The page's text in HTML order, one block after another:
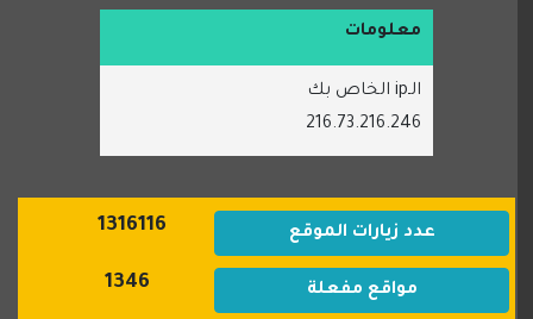
معلومات
الـip الخاص بك
216.73.216.246
عدد زيارات الموقع 1316116
مواقع مفعلة 1346